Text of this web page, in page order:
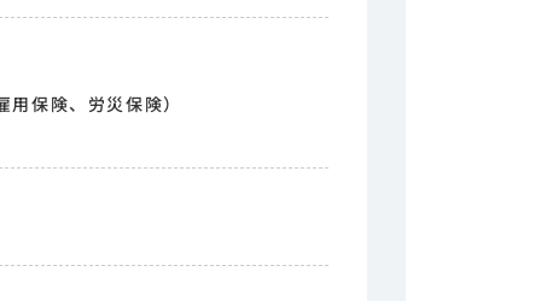
保険、労災保険）